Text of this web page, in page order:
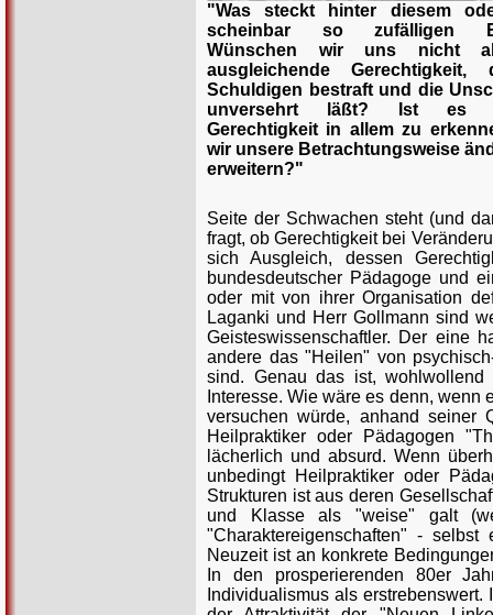
"Was steckt hinter diesem
scheinbar so zufälligen
Wünschen wir uns nicht
ausgleichende
Schuldigen bestraft und die
unversehrt läßt? Ist es
Gerechtigkeit in allem zu
wir unsere Betrachtungsweise
erweitern?"
Seite der Schwachen steht (und
fragt, ob Gerechtigkeit bei
sich Ausgleich, dessen
bundesdeutscher Pädagoge und
oder mit von ihrer Organisation
Laganki und Herr Gollmann sind
Geisteswissenschaftler. Der eine
andere das "Heilen" von
sind. Genau das ist,
Interesse. Wie wäre es denn, wenn
versuchen würde, anhand seiner
Heilpraktiker oder Pädagogen
lächerlich und absurd. Wenn
unbedingt Heilpraktiker oder
Strukturen ist aus deren
und Klasse als "weise" galt
"Charaktereigenschaften" -
Neuzeit ist an konkrete
In den prosperierenden 80er
Individualismus als